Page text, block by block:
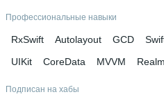
Профессиональные навыки
RxSwift Autolayout GCD
UIKit
CoreData MVVM Realm
Подписан на хабы